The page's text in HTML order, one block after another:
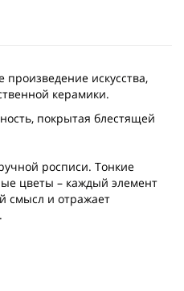
произведение искусства,
керамики.
покрытая блестящей
росписи. Тонкие
цветы – каждый элемент
смысл и отражает